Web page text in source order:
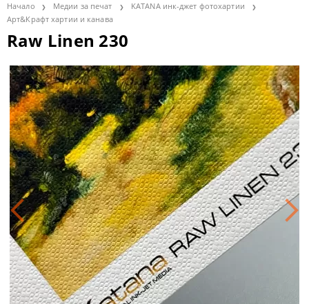
Начало Медии за печат
KATANA инк-джет фотохартии
Арт&Крафт хартии и канава
Raw Linen 230